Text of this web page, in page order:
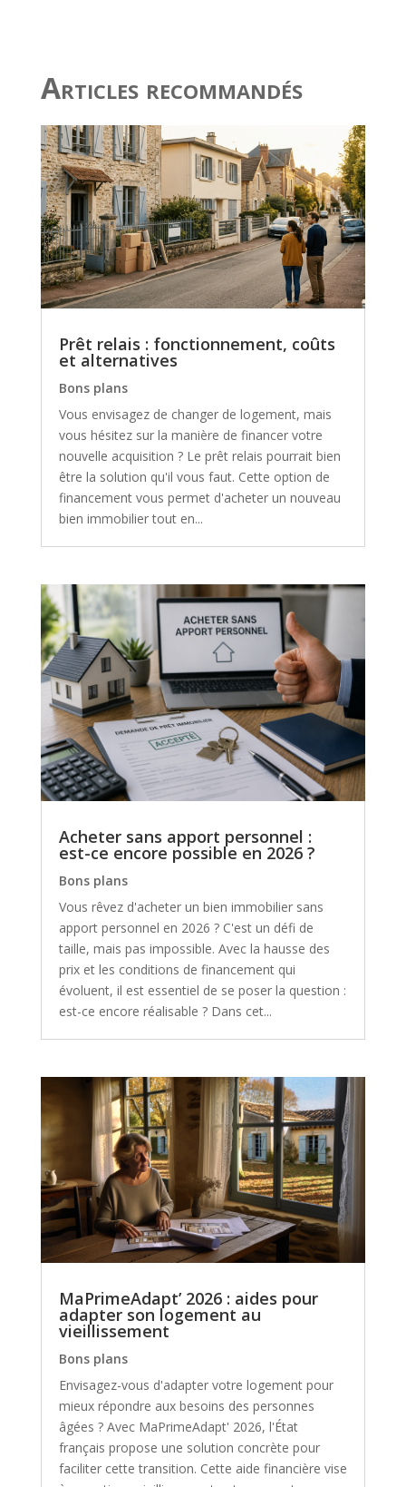
Articles recommandés
Prêt relais : fonctionnement, coûts
et alternatives
Bons plans
Vous envisagez de changer de logement, mais
vous hésitez sur la manière de financer votre
nouvelle acquisition ? Le prêt relais pourrait bien
être la solution qu'il vous faut. Cette option de
financement vous permet d'acheter un nouveau
bien immobilier tout en...
Acheter sans apport personnel :
est-ce encore possible en 2026 ?
Bons plans
Vous rêvez d'acheter un bien immobilier sans
apport personnel en 2026 ? C'est un défi de
taille, mais pas impossible. Avec la hausse des
prix et les conditions de financement qui
évoluent, il est essentiel de se poser la question :
est-ce encore réalisable ? Dans cet...
MaPrimeAdapt’ 2026 : aides pour
adapter son logement au
vieillissement
Bons plans
Envisagez-vous d'adapter votre logement pour
mieux répondre aux besoins des personnes
âgées ? Avec MaPrimeAdapt' 2026, l'État
français propose une solution concrète pour
faciliter cette transition. Cette aide financière vise